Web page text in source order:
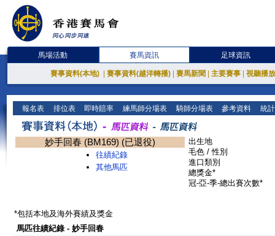
馬場活動 賽馬資訊 足球資訊
賽事資料(本地) 賽事資料(越洋轉播) 賽馬新聞 主要賽事 視聽播
報名表 排位表 即時賠率 練馬師分場表 騎師分場表 參考資料 統
妙手回春 (BM169) (已退役)
往績紀錄
其他馬匹
出生地
毛色 / 性別
進口類別
總獎金*
冠-亞-季-總出賽次數*
*包括本地及海外賽績及獎金
馬匹往績紀錄 - 妙手回春